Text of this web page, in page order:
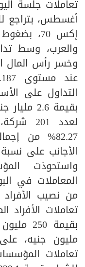
تعاملات جلسة
أغسطس، بتراجع
إكس 70،
لعدد
82.27% من
المعاملات في
تعاملات الأفراد
مليون جنيه،
تعاملات